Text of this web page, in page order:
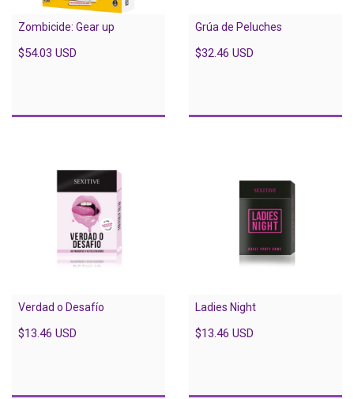
Zombicide: Gear up
$54.03 USD
Grúa de Peluches
$32.46 USD
Verdad o Desafío
$13.46 USD
Ladies Night
$13.46 USD